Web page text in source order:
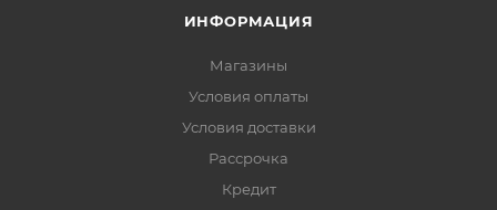
ИНФОРМАЦИЯ
Магазины
Условия оплаты
Условия доставки
Рассрочка
Кредит